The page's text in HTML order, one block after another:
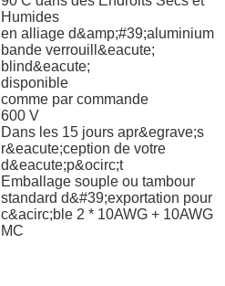
Humides
en alliage d&amp;#39;aluminium
bande verrouill&eacute;
blind&eacute;
disponible
comme par commande
600 V
Dans les 15 jours apr&egrave;s
r&eacute;ception de votre
d&eacute;p&ocirc;t
Emballage souple ou tambour
standard d&#39;exportation pour
c&acirc;ble 2 * 10AWG + 10AWG
MC